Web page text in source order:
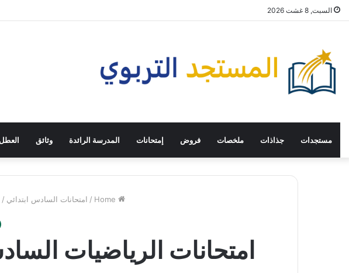
السبت, 8 غشت 2026
مستجدات جذاذات ملخصات فروض إمتحانات المدرسة الرائدة وثائق العطل
/ امتحانات السادس ابتدائي /
امتحانات الرياضيات